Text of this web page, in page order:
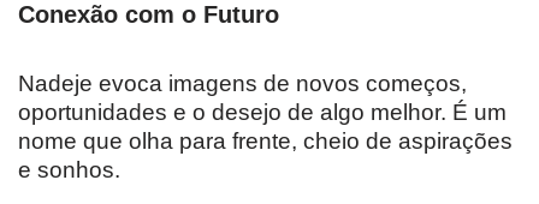
Conexão com o Futuro
Nadeje evoca imagens de novos começos,
oportunidades e o desejo de algo melhor. É um
nome que olha para frente, cheio de aspirações
e sonhos.